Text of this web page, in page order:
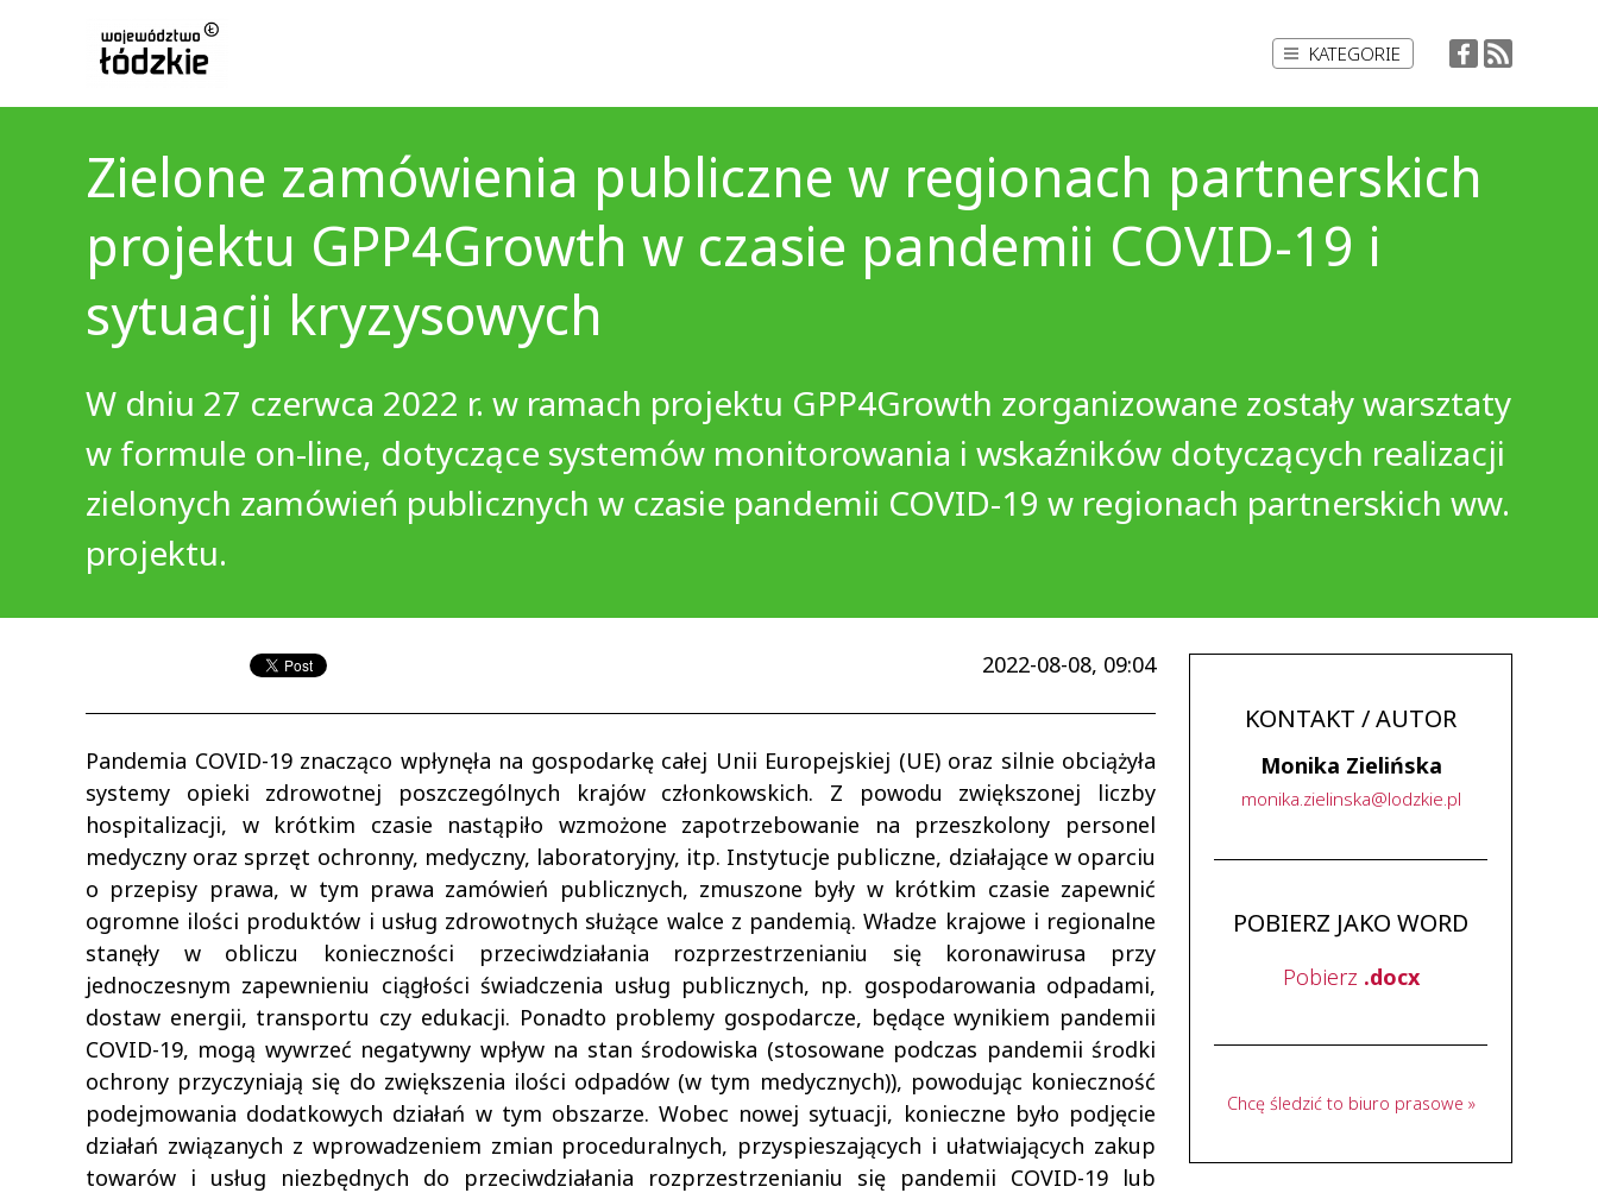
KATEGORIE
Zielone zamówienia publiczne w regionach partnerskich
projektu GPP4Growth w czasie pandemii COVID-19 i
sytuacji kryzysowych
W dniu 27 czerwca 2022 r. w ramach projektu GPP4Growth zorganizowane zostały warsztaty
w formule on-line, dotyczące systemów monitorowania i wskaźników dotyczących realizacji
zielonych zamówień publicznych w czasie pandemii COVID-19 w regionach partnerskich ww.
projektu.
2022-08-08, 09:04
Pandemia COVID-19 znacząco wpłynęła na gospodarkę całej Unii Europejskiej (UE) oraz silnie obciążyła
systemy opieki zdrowotnej poszczególnych krajów członkowskich. Z powodu zwiększonej liczby
hospitalizacji, w krótkim czasie nastąpiło wzmożone zapotrzebowanie na przeszkolony personel
medyczny oraz sprzęt ochronny, medyczny, laboratoryjny, itp. Instytucje publiczne, działające w oparciu
o przepisy prawa, w tym prawa zamówień publicznych, zmuszone były w krótkim czasie zapewnić
ogromne ilości produktów i usług zdrowotnych służące walce z pandemią. Władze krajowe i regionalne
stanęły w obliczu konieczności przeciwdziałania rozprzestrzenianiu się koronawirusa przy
jednoczesnym zapewnieniu ciągłości świadczenia usług publicznych, np. gospodarowania odpadami,
dostaw energii, transportu czy edukacji. Ponadto problemy gospodarcze, będące wynikiem pandemii
COVID-19, mogą wywrzeć negatywny wpływ na stan środowiska (stosowane podczas pandemii środki
ochrony przyczyniają się do zwiększenia ilości odpadów (w tym medycznych)), powodując konieczność
podejmowania dodatkowych działań w tym obszarze. Wobec nowej sytuacji, konieczne było podjęcie
działań związanych z wprowadzeniem zmian proceduralnych, przyspieszających i ułatwiających zakup
towarów i usług niezbędnych do przeciwdziałania rozprzestrzenianiu się pandemii COVID-19 lub
KONTAKT / AUTOR
Monika Zielińska
monika.zielinska@lodzkie.pl
POBIERZ JAKO WORD
Pobierz .docx
Chcę śledzić to biuro prasowe »